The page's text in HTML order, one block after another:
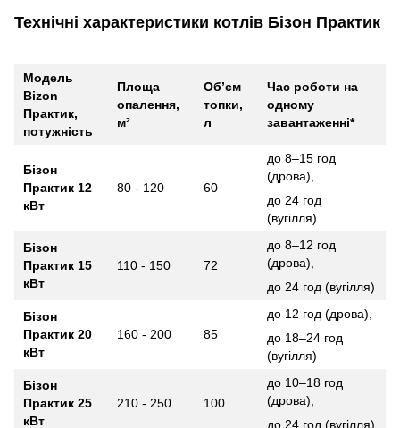
Технічні характеристики котлів Бізон Практик
Модель
Bizon
Практик,
потужність
Площа
опалення,
м²
Об’єм
топки,
л
Час роботи на
одному
завантаженні*
Бізон
Практик 12
кВт
80 - 120 60
до 8–15 год
(дрова),
до 24 год
(вугілля)
Бізон
Практик 15
кВт
110 - 150 72
до 8–12 год
(дрова),
до 24 год (вугілля)
Бізон
Практик 20
кВт
160 - 200 85
до 12 год (дрова),
до 18–24 год
(вугілля)
Бізон
Практик 25
кВт
210 - 250 100
до 10–18 год
(дрова),
до 24 год (вугілля)